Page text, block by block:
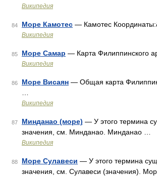
Википедия
84 Море Камотес — Камотес
Википедия
85 Море Самар — Карта Филиппинского
Википедия
86 Море Висаян — Общая карта
Википедия
87 Минданао (море) — У этого термина
значения, см. Минданао. Минданао …
Википедия
88 Море Сулавеси — У этого термина
значения, см. Сулавеси (значения).